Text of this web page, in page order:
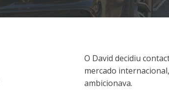
O David decidiu
mercado
ambicionava.